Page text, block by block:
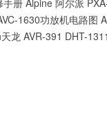
手册 Alpine 阿尔派
1630功放机电路图
龙 AVR-391 DHT-